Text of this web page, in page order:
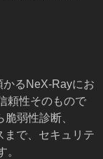
るNeX-Rayにお
頼性そのもので
弱性診断、
まで、セキュリテ
。